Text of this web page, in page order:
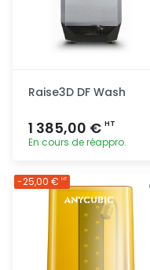
Raise3D DF Wash
1 385,00 € HT
En cours de réappro.
rapide
-25,00 € HT